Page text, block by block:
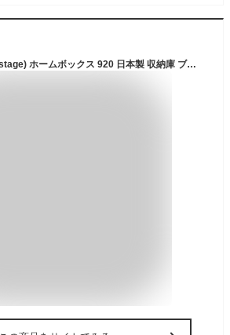
JEJアステージ(JEJ Astage) ホームボックス 920 日本製 収納庫 ブラウン 防災 [幅92×奥行50×高さ71cm]